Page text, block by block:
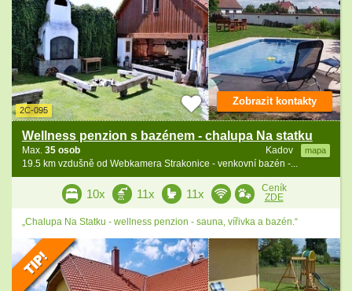
2C-095
Wellness penzion s bazénem - chalupa Na statku
Kadov mapa
Max. 35 osob
19.5 km vzdušně od Webkamera Strakonice - venkovní bazén -...
Zobrazit kontakty
10x 11x 11x
Ceník
ZDE
„Chalupa Na Statku - wellness penzion - sauna, vířivka a bazén.“